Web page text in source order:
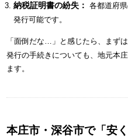
納税証明書の紛失： 各都道府
発行可能です。
「面倒だな…」と感じたら、まずは
発行の手続きについても、地元本
ます。
本庄市・深谷市で「安